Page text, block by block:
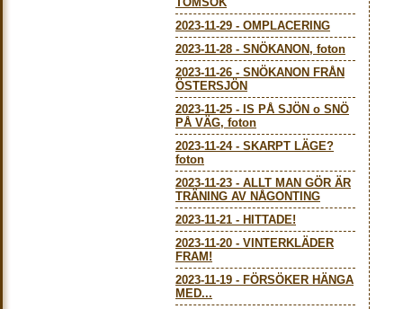
2023-11-29 - OMPLACERING
2023-11-28 - SNÖKANON, foton
2023-11-26 - SNÖKANON FRÅN
ÖSTERSJÖN
2023-11-25 - IS PÅ SJÖN o SNÖ
PÅ VÄG, foton
2023-11-24- SKARPT LÄGE?
foton
2023-11-23 - ALLT MAN GÖR ÄR
TRÄNING AV NÅGONTING
2023-11-21 - HITTADE!
2023-11-20 - VINTERKLÄDER
FRAM!
2023-11-19 - FÖRSÖKER HÄNGA
MED...